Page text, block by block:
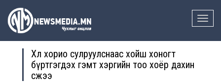
Toggle
Хөл хорио сулруулснаас хойш хоногт
бүртгэгдэх гэмт хэргийн тоо хоёр дахин
өсжээ